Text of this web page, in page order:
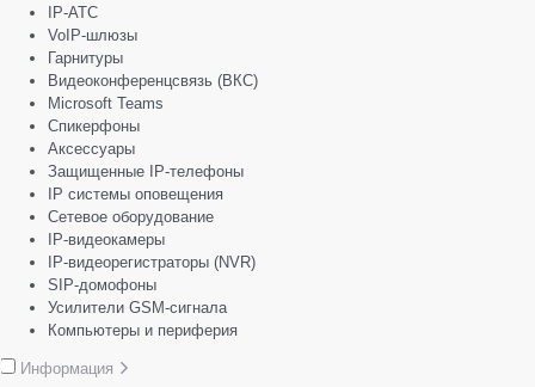
IP-АТС
VoIP-шлюзы
Гарнитуры
Видеоконференцсвязь (ВКС)
Microsoft Teams
Спикерфоны
Аксессуары
Защищенные IP-телефоны
IP системы оповещения
Сетевое оборудование
IP-видеокамеры
IP-видеорегистраторы (NVR)
SIP-домофоны
Усилители GSM-сигнала
Компьютеры и периферия
Информация